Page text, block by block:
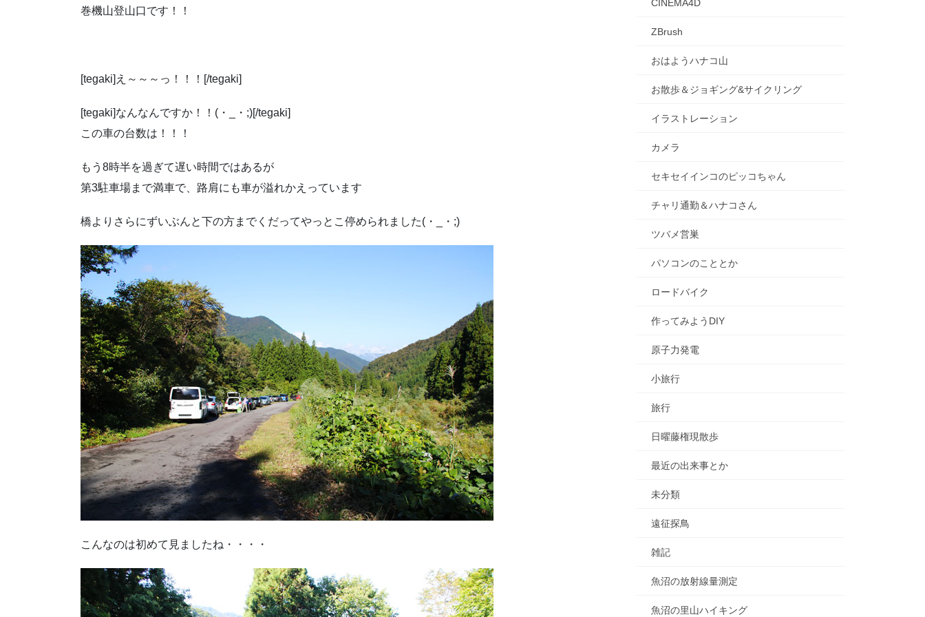
巻機山登山口です！！
[tegaki]え～～～っ！！！[/tegaki]
[tegaki]なんなんですか！！(・_・;)[/tegaki]
この車の台数は！！！
もう8時半を過ぎて遅い時間ではあるが
第3駐車場まで満車で、路肩にも車が溢れかえっています
橋よりさらにずいぶんと下の方までくだってやっとこ停められました(・_・;)
こんなのは初めて見ましたね・・・・
CINEMA4D
ZBrush
おはようハナコ山
お散歩＆ジョギング&サイクリング
イラストレーション
カメラ
セキセイインコのピッコちゃん
チャリ通勤＆ハナコさん
ツバメ営巣
パソコンのこととか
ロードバイク
作ってみようDIY
原子力発電
小旅行
旅行
日曜藤権現散歩
最近の出来事とか
未分類
遠征探鳥
雑記
魚沼の放射線量測定
魚沼の里山ハイキング